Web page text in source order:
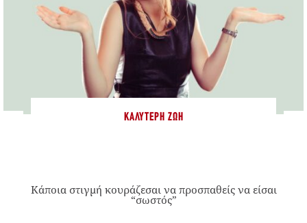
ΚΑΛΎΤΕΡΗ ΖΩΉ
Κάποια στιγμή κουράζεσαι να προσπαθείς να είσαι
“σωστός”